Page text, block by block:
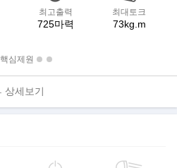
최고출력
725마력
최대토크
73kg.m
핵심제원
상세보기